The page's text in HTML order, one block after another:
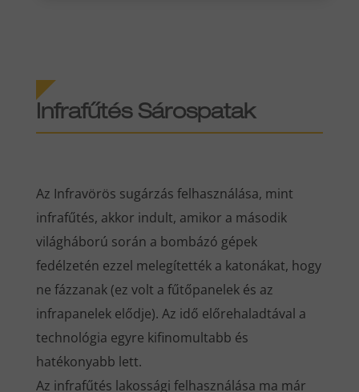
Infrafűtés Sárospatak
Az Infravörös sugárzás felhasználása, mint
infrafűtés, akkor indult, amikor a második
világháború során a bombázó gépek
fedélzetén ezzel melegítették a katonákat, hogy
ne fázzanak (ez volt a fűtőpanelek és az
infrapanelek elődje). Az idő előrehaladtával a
technológia egyre kifinomultabb és
hatékonyabb lett.
Az infrafűtés lakossági felhasználása ma már